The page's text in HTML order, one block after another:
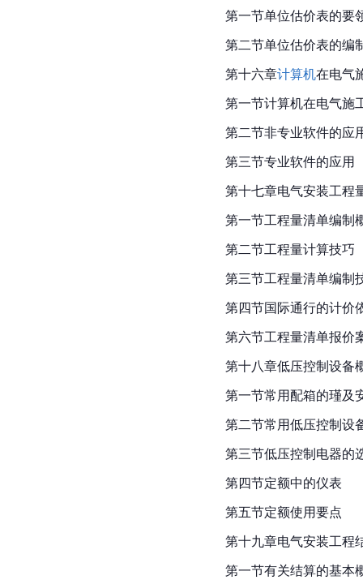
第一节单位估价表的要
第二节单位估价表的编
第十六章计算机在电气
第一节计算机在电气施
第二节非专业软件的应
第三节专业软件的应用
第十七章电气安装工程
第一节工程量清单编制
第二节工程量计算技巧
第三节工程量清单编制
第四节国际通行的计价
第六节工程量清单报价
第十八章低压控制设备
第一节常用配箱的瑾及
第二节常用低压控制设
第三节低压控制电器的
第四节定额中的仪表
第五节定额使用要点
第十九章电气安装工程
第一节有关结算的基本